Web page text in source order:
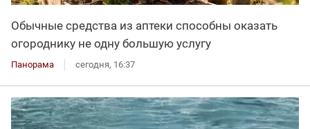
Обычные средства из аптеки способны оказать
огороднику не одну большую услугу
Панорама сегодня, 16:37